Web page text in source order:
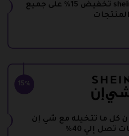
كود خصم شي ان shein تخفيض 15% على جميع
المنتجات
15%
كل ما تتخيله مع شي إن
تصل إلي 40%